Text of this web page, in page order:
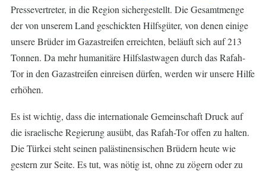
Pressevertreter, in die Region sichergestellt. Die Gesamtmenge
der von unserem Land geschickten Hilfsgüter, von denen einige
unsere Brüder im Gazastreifen erreichten, beläuft sich auf 213
Tonnen. Da mehr humanitäre Hilfslastwagen durch das Rafah-
Tor in den Gazastreifen einreisen dürfen, werden wir unsere Hilfe
erhöhen.
Es ist wichtig, dass die internationale Gemeinschaft Druck auf
die israelische Regierung ausübt, das Rafah-Tor offen zu halten.
Die Türkei steht seinen palästinensischen Brüdern heute wie
gestern zur Seite. Es tut, was nötig ist, ohne zu zögern oder zu